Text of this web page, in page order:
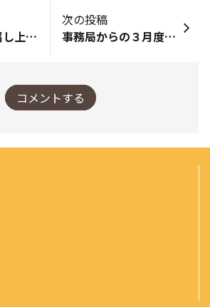
美味しい春を召し上がれ🌸季節おすすめスタート！！
次の投稿
事務局からの３月度ピックアップ投稿
コメントする